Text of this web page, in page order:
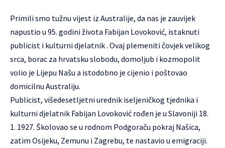
Primili smo tužnu vijest iz Australije, da nas je zauvijek
napustio u 95. godini života Fabijan Lovoković, istaknuti
publicist i kulturni djelatnik . Ovaj plemeniti čovjek velikog
srca, borac za hrvatsku slobodu, domoljub i kozmopolit
volio je Lijepu Našu a istodobno je cijenio i poštovao
domicilnu Australiju.
Publicist, višedesetljetni urednik iseljeničkog tjednika i
kulturni djelatnik Fabijan Lovoković rođen je u Slavoniji 18.
1. 1927. Školovao se u rodnom Podgoraču pokraj Našica,
zatim Osijeku, Zemunu i Zagrebu, te nastavio u emigraciji.